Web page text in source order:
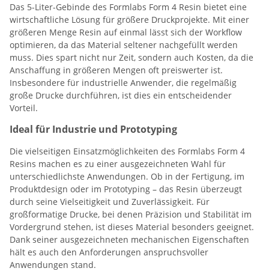
Das 5-Liter-Gebinde des Formlabs Form 4 Resin bietet eine
wirtschaftliche Lösung für größere Druckprojekte. Mit einer
größeren Menge Resin auf einmal lässt sich der Workflow
optimieren, da das Material seltener nachgefüllt werden
muss. Dies spart nicht nur Zeit, sondern auch Kosten, da die
Anschaffung in größeren Mengen oft preiswerter ist.
Insbesondere für industrielle Anwender, die regelmäßig
große Drucke durchführen, ist dies ein entscheidender
Vorteil.
Ideal für Industrie und Prototyping
Die vielseitigen Einsatzmöglichkeiten des Formlabs Form 4
Resins machen es zu einer ausgezeichneten Wahl für
unterschiedlichste Anwendungen. Ob in der Fertigung, im
Produktdesign oder im Prototyping – das Resin überzeugt
durch seine Vielseitigkeit und Zuverlässigkeit. Für
großformatige Drucke, bei denen Präzision und Stabilität im
Vordergrund stehen, ist dieses Material besonders geeignet.
Dank seiner ausgezeichneten mechanischen Eigenschaften
hält es auch den Anforderungen anspruchsvoller
Anwendungen stand.